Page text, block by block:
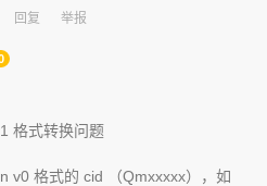
回复 举报
格式转换问题
v0 格式的 cid （Qmxxxxx），如